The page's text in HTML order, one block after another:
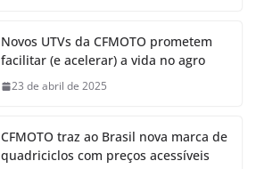
Novos UTVs da CFMOTO prometem
facilitar (e acelerar) a vida no agro
23 de abril de 2025
CFMOTO traz ao Brasil nova marca de
quadriciclos com preços acessíveis